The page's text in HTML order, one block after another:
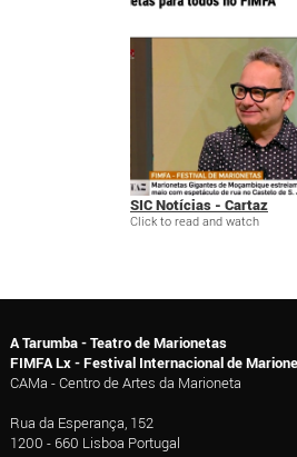
SIC Notícias - Cartaz
Click to read and watch
A Tarumba - Teatro de Marionetas
FIMFA Lx - Festival Internacional de
CAMa - Centro de Artes da Marioneta
Rua da Esperança, 152
1200 - 660 Lisboa Portugal